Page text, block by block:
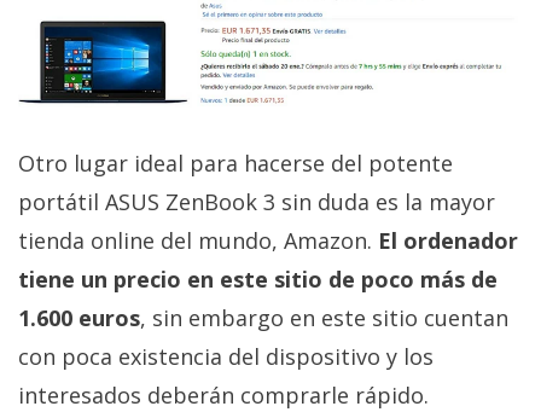
Otro lugar ideal para hacerse del potente
portátil ASUS ZenBook 3 sin duda es la mayor
tienda online del mundo, Amazon. El ordenador
tiene un precio en este sitio de poco más de
1.600 euros, sin embargo en este sitio cuentan
con poca existencia del dispositivo y los
interesados deberán comprarle rápido.